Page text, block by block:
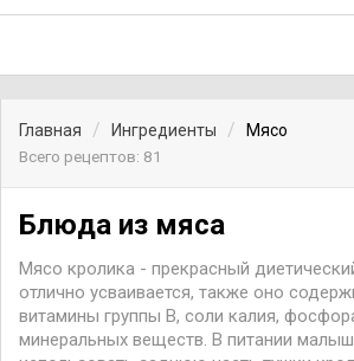
Главная Ингредиенты
Мясо
Всего рецептов: 81
Блюда из мяса
Мясо кролика - прекрасный
отлично усваивается, также оно
витамины группы В, соли калия,
минеральных веществ. В питании